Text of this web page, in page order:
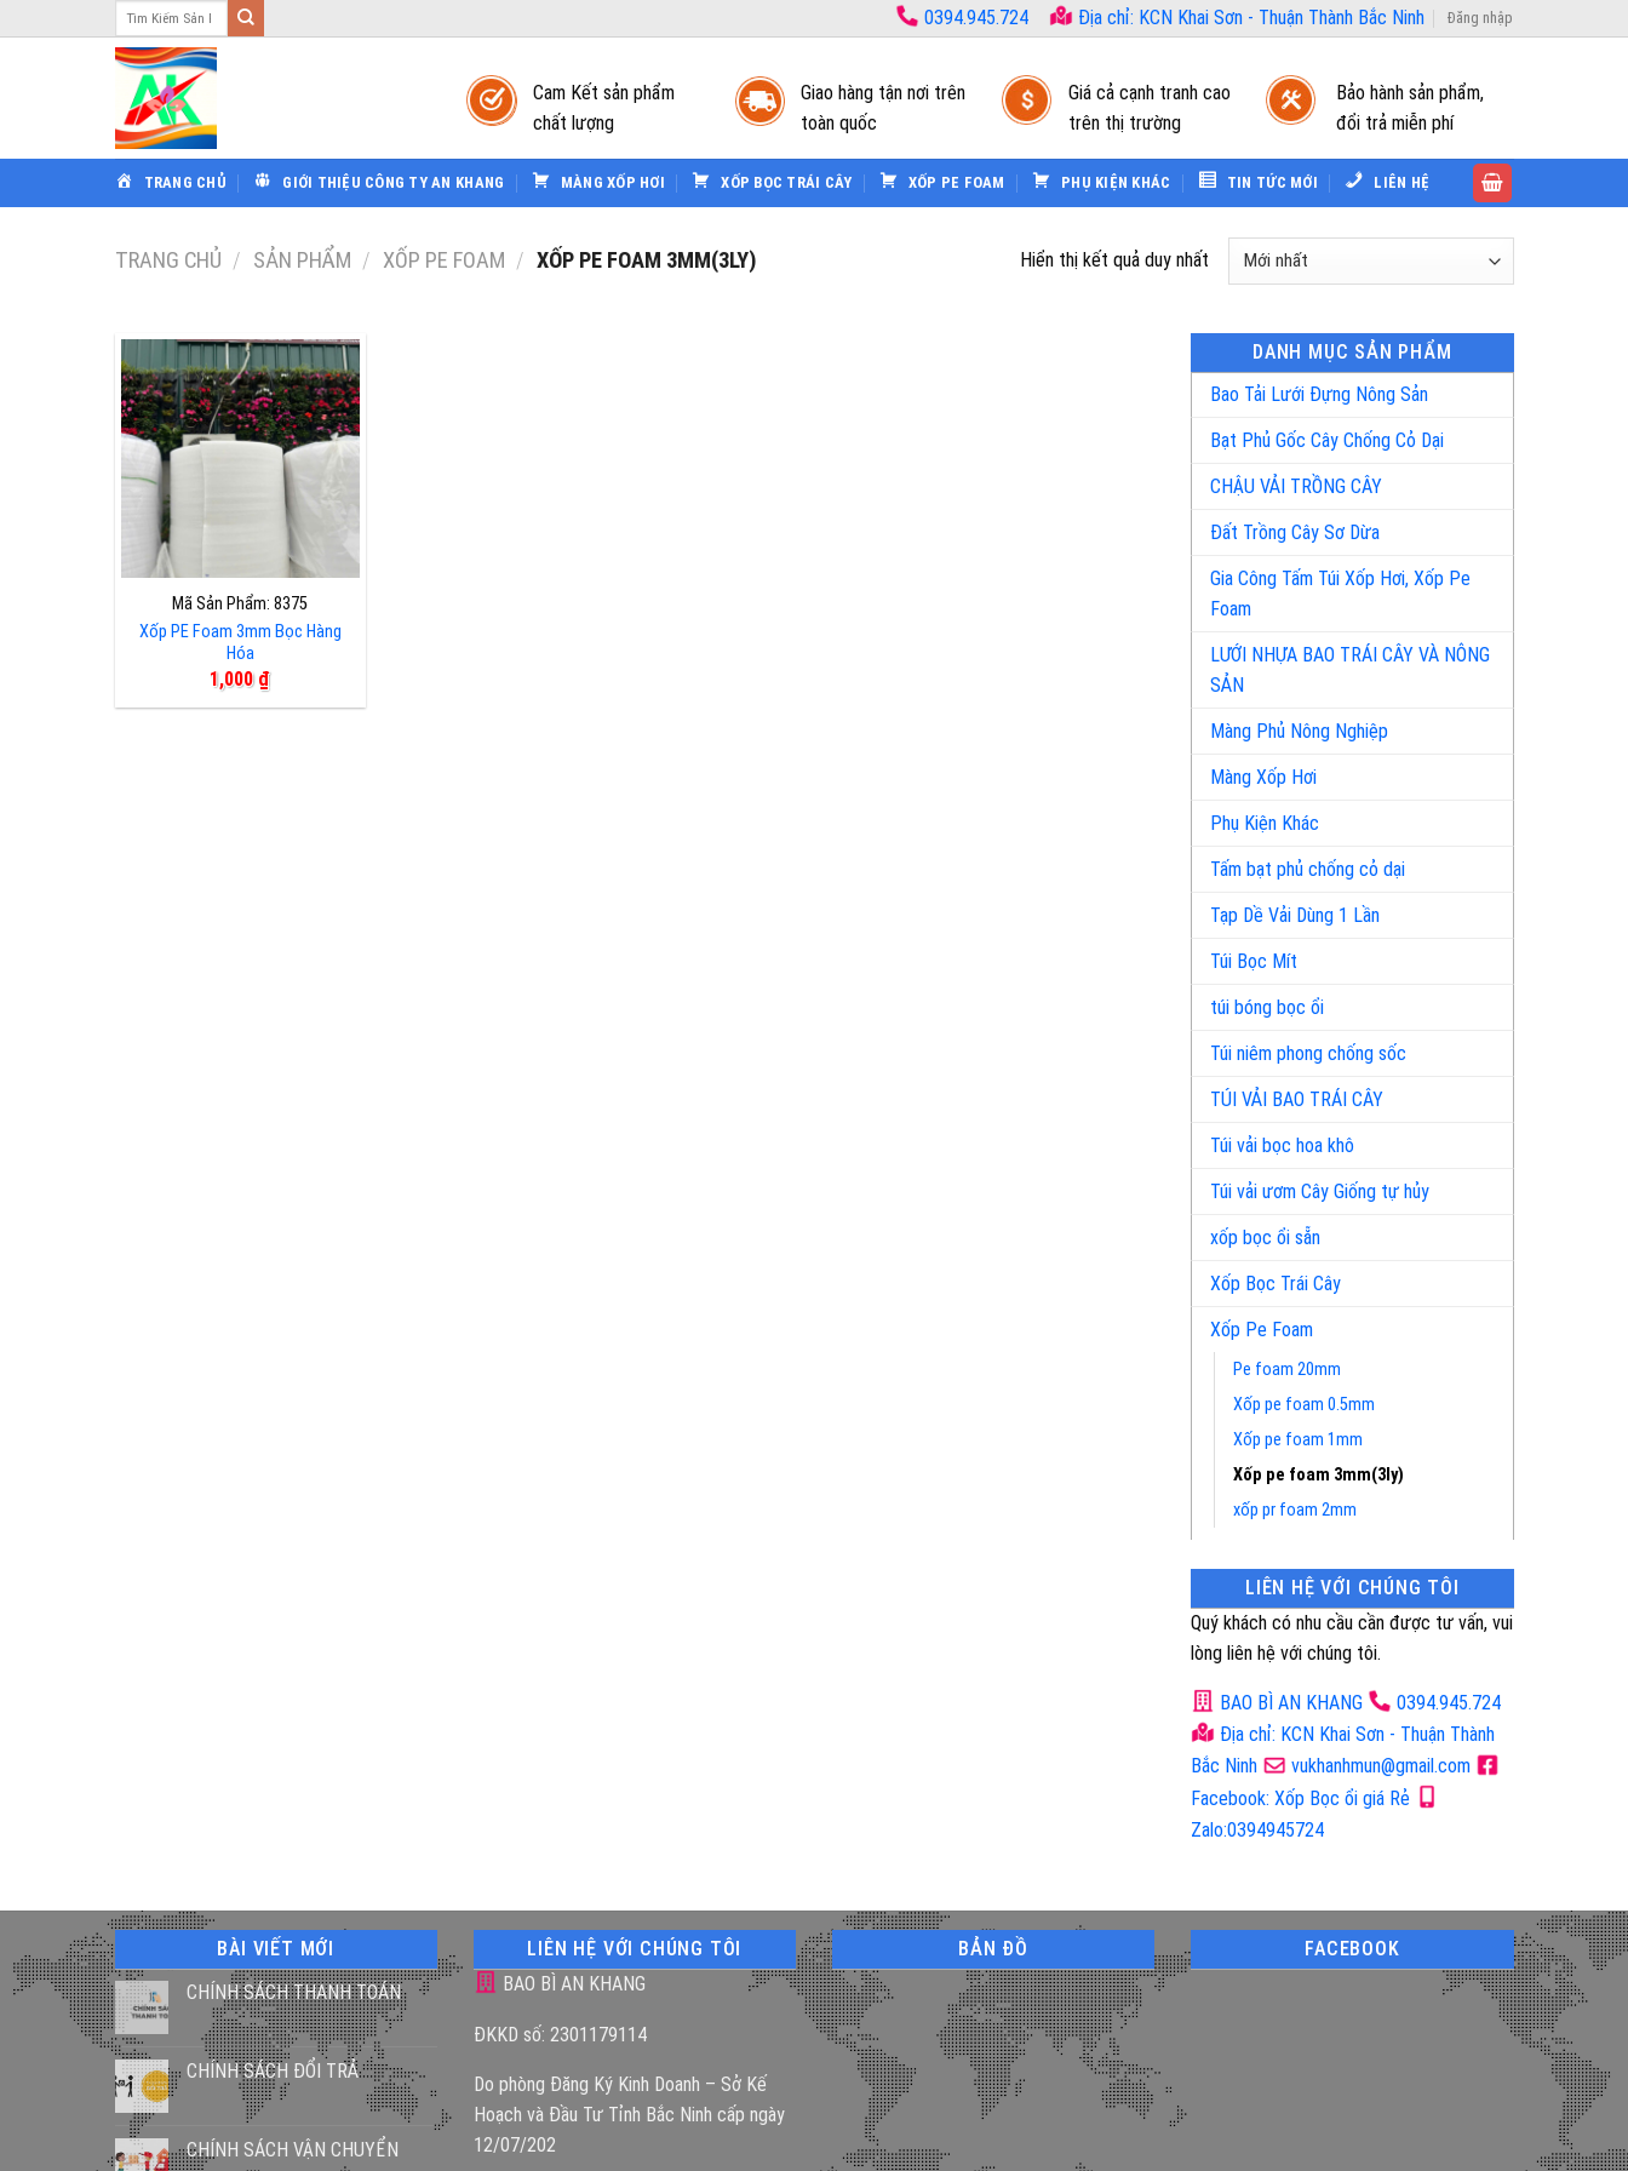
qua
0394.945.724 Địa chỉ: KCN Khai Sơn - Thuận Thành Bắc Ninh Đăng nhập
Cam Kết sản phẩm
chất lượng
Giao hàng tận nơi trên
toàn quốc
Giá cả cạnh tranh cao
trên thị trường
Bảo hành sản phẩm,
đổi trả miễn phí
TRANG CHỦ GIỚI THIỆU CÔNG TY AN KHANG MÀNG XỐP HƠI XỐP BỌC TRÁI CÂY XỐP PE FOAM PHỤ KIỆN KHÁC TIN TỨC MỚI LIÊN HỆ
TRANG CHỦ / SẢN PHẨM / XỐP PE FOAM / XỐP PE FOAM 3MM(3LY) Hiển thị kết quả duy nhất
Mã Sản Phẩm: 8375
Xốp PE Foam 3mm Bọc Hàng
Hóa
1,000 ₫
DANH MỤC SẢN PHẨM
Bao Tải Lưới Đựng Nông Sản
Bạt Phủ Gốc Cây Chống Cỏ Dại
CHẬU VẢI TRỒNG CÂY
Đất Trồng Cây Sơ Dừa
Gia Công Tấm Túi Xốp Hơi, Xốp Pe
Foam
LƯỚI NHỰA BAO TRÁI CÂY VÀ NÔNG
SẢN
Màng Phủ Nông Nghiệp
Màng Xốp Hơi
Phụ Kiện Khác
Tấm bạt phủ chống cỏ dại
Tạp Dề Vải Dùng 1 Lần
Túi Bọc Mít
túi bóng bọc ổi
Túi niêm phong chống sốc
TÚI VẢI BAO TRÁI CÂY
Túi vải bọc hoa khô
Túi vải ươm Cây Giống tự hủy
xốp bọc ổi sẵn
Xốp Bọc Trái Cây
Xốp Pe Foam
Pe foam 20mm
Xốp pe foam 0.5mm
Xốp pe foam 1mm
Xốp pe foam 3mm(3ly)
xốp pr foam 2mm
LIÊN HỆ VỚI CHÚNG TÔI
Quý khách có nhu cầu cần được tư vấn, vui
lòng liên hệ với chúng tôi.
BAO BÌ AN KHANG
0394.945.724
Địa chỉ: KCN Khai Sơn - Thuận Thành
Bắc Ninh
vukhanhmun@gmail.com
Facebook: Xốp Bọc ổi giá Rẻ
Zalo:0394945724
BÀI VIẾT MỚI
CHÍNH SÁCH THANH TOÁN
CHÍNH SÁCH ĐỔI TRẢ
CHÍNH SÁCH VẬN CHUYỂN
LIÊN HỆ VỚI CHÚNG TÔI
BAO BÌ AN KHANG
ĐKKD số: 2301179114
Do phòng Đăng Ký Kinh Doanh – Sở Kế
Hoạch và Đầu Tư Tỉnh Bắc Ninh cấp ngày
12/07/202
BẢN ĐỒ FACEBOOK